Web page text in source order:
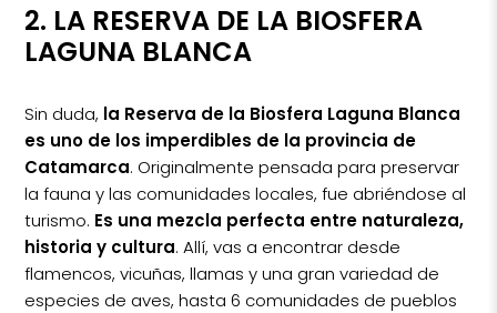
2. LA RESERVA DE LA BIOSFERA
LAGUNA BLANCA
Sin duda, la Reserva de la Biosfera Laguna Blanca
es uno de los imperdibles de la provincia de
Catamarca. Originalmente pensada para preservar
la fauna y las comunidades locales, fue abriéndose al
turismo. Es una mezcla perfecta entre naturaleza,
historia y cultura. Allí, vas a encontrar desde
flamencos, vicuñas, llamas y una gran variedad de
especies de aves, hasta 6 comunidades de pueblos